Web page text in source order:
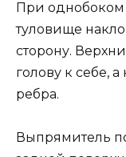
При
туловище
сторону.
голову к себе,
ребра.
Выпрямитель